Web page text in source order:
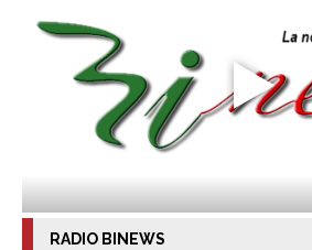
RADIO BINEWS